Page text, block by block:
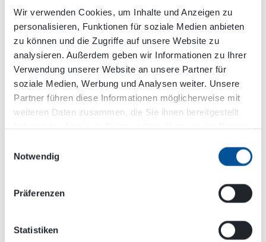
Wir verwenden Cookies, um Inhalte und Anzeigen zu
personalisieren, Funktionen für soziale Medien anbieten
zu können und die Zugriffe auf unsere Website zu
analysieren. Außerdem geben wir Informationen zu Ihrer
Verwendung unserer Website an unsere Partner für
soziale Medien, Werbung und Analysen weiter. Unsere
Partner führen diese Informationen möglicherweise mit
weiteren Daten zusammen, die Sie ihnen bereitgestellt
Notwendig
Präferenzen
Statistiken
und der daraus resultierende hohe Kompaktheit
der PPL Einheit, lässt sich ein Maximum an
verbleibender Laderaumfläche im Lieferwagen
erzielen. DYNASET PPL ist mit einer hydraulischen
Schlauchtrommel ausgestattet, die das
Zurückspulen des Schlauchs erleichtert. Die
Schlauchtrommel kann auch durch eine
zusätzliche Fernbedienung gesteuert werden. Die
mit Hilfe einer zusätzlichen Schlauchtrommel als
Hochdruckreiniger verwendet werden. Der
auch mobile Hochdruckreinigungsaufgaben